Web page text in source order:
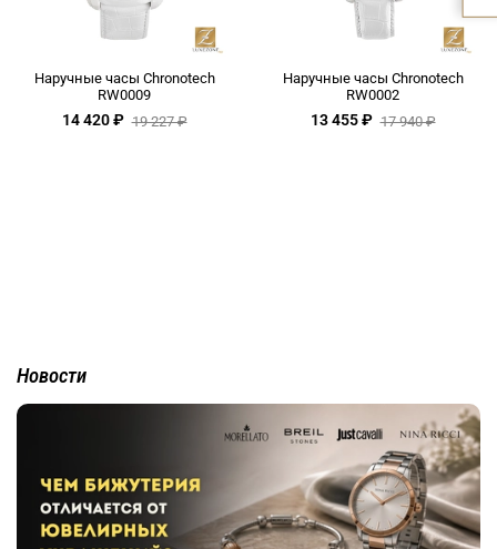
Наручные часы Chronotech
RW0009
14 420 ₽ 19 227 ₽
Наручные часы Chronotech
RW0002
13 455 ₽ 17 940 ₽
Новости